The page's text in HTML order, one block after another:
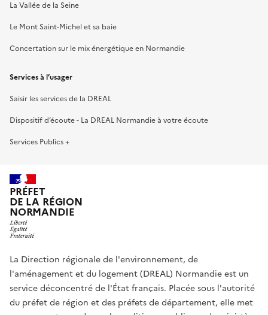
La Vallée de la Seine
Le Mont Saint-Michel et sa baie
Concertation sur le mix énergétique en Normandie
Services à l’usager
Saisir les services de la DREAL
Dispositif d’écoute - La DREAL Normandie à votre écoute
Services Publics +
PRÉFET
DE LA RÉGION
NORMANDIE
La Direction régionale de l'environnement, de
l'aménagement et du logement (DREAL) Normandie est un
service déconcentré de l'État français. Placée sous l'autorité
du préfet de région et des préfets de département, elle met